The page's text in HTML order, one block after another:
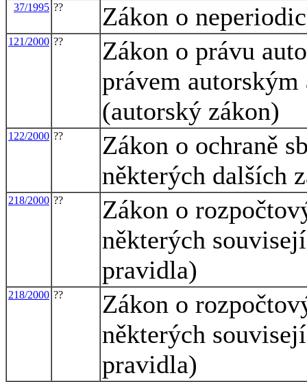
37/1995 ?? Zákon o
121/2000 ??
Zákon o právu
právem autorským
(autorský zákon)
122/2000 ??
Zákon o ochraně
některých dalších
218/2000 ??
Zákon o
některých
pravidla)
218/2000 ??
Zákon o
některých
pravidla)